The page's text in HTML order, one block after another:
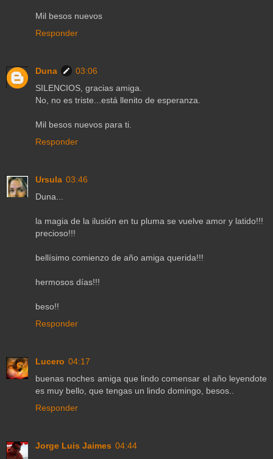
Mil besos nuevos
Responder
Duna
03:06
SILENCIOS, gracias amiga.
No, no es triste...está llenito de esperanza.
Mil besos nuevos para ti.
Responder
Ursula 03:46
Duna...
la magia de la ilusión en tu pluma se vuelve amor y latido!!!
precioso!!!
bellísimo comienzo de año amiga querida!!!
hermosos días!!!
beso!!
Responder
Lucero 04:17
buenas noches amiga que lindo comensar el año leyendote
es muy bello, que tengas un lindo domingo, besos..
Responder
Jorge Luis Jaimes 04:44